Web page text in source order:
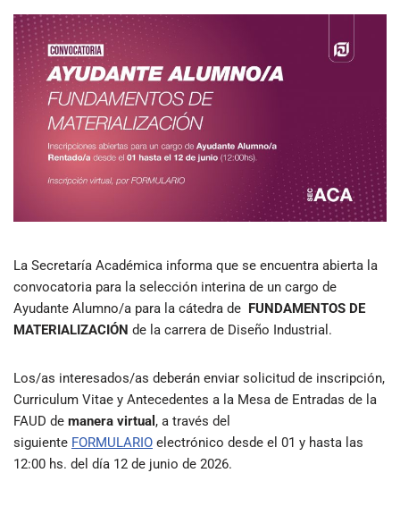
La Secretaría Académica informa que se encuentra abierta la
convocatoria para la selección interina de un cargo de
Ayudante Alumno/a para la cátedra de FUNDAMENTOS DE
MATERIALIZACIÓN de la carrera de Diseño Industrial.
Los/as interesados/as deberán enviar solicitud de inscripción,
Curriculum Vitae y Antecedentes a la Mesa de Entradas de la
FAUD de manera virtual , a través del
siguiente FORMULARIO electrónico desde el 01 y hasta las
12:00 hs. del día 12 de junio de 2026.